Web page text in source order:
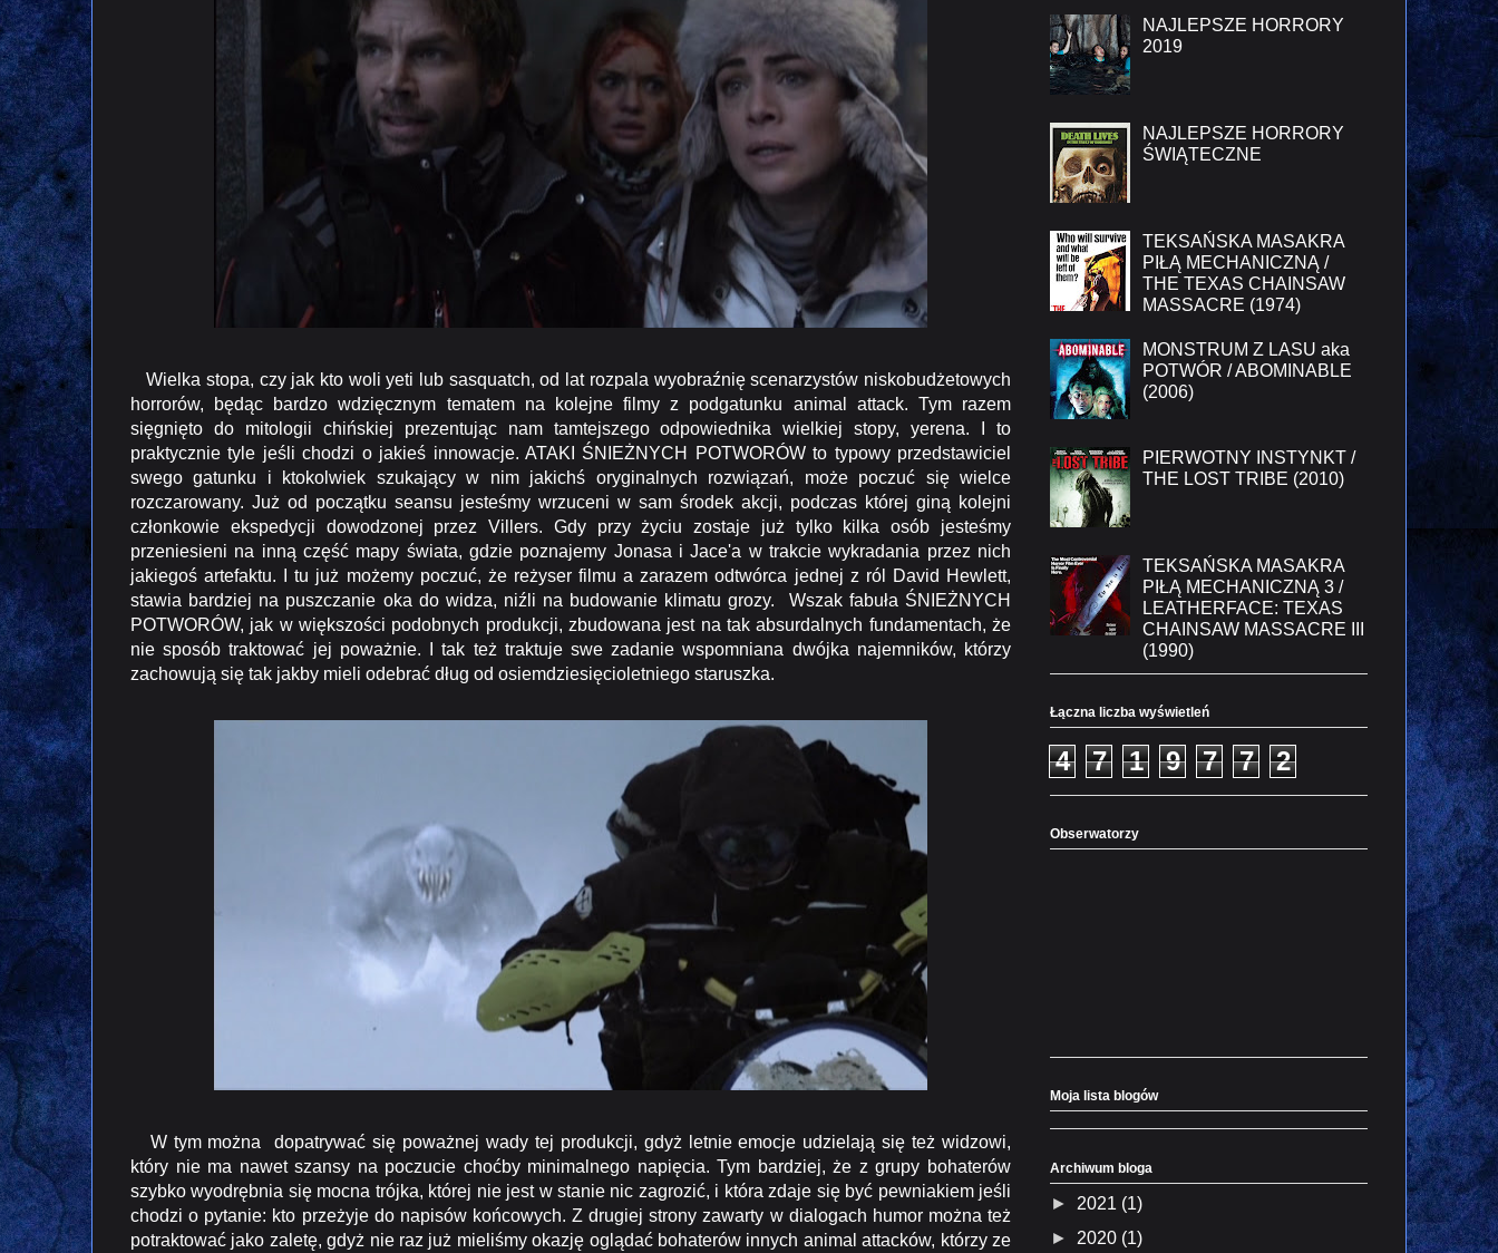
Wielka stopa, czy jak kto woli yeti lub sasquatch, od lat rozpala wyobraźnię scenarzystów niskobudżetowych
horrorów, będąc bardzo wdzięcznym tematem na kolejne filmy z podgatunku animal attack. Tym razem
sięgnięto do mitologii chińskiej prezentując nam tamtejszego odpowiednika wielkiej stopy, yerena. I to
praktycznie tyle jeśli chodzi o jakieś innowacje. ATAKI ŚNIEŻNYCH POTWORÓW to typowy przedstawiciel
swego gatunku i ktokolwiek szukający w nim jakichś oryginalnych rozwiązań, może poczuć się wielce
rozczarowany. Już od początku seansu jesteśmy wrzuceni w sam środek akcji, podczas której giną kolejni
członkowie ekspedycji dowodzonej przez Villers. Gdy przy życiu zostaje już tylko kilka osób jesteśmy
przeniesieni na inną część mapy świata, gdzie poznajemy Jonasa i Jace'a w trakcie wykradania przez nich
jakiegoś artefaktu. I tu już możemy poczuć, że reżyser filmu a zarazem odtwórca jednej z ról David Hewlett,
stawia bardziej na puszczanie oka do widza, niźli na budowanie klimatu grozy. Wszak fabuła ŚNIEŻNYCH
POTWORÓW, jak w większości podobnych produkcji, zbudowana jest na tak absurdalnych fundamentach, że
nie sposób traktować jej poważnie. I tak też traktuje swe zadanie wspomniana dwójka najemników, którzy
zachowują się tak jakby mieli odebrać dług od osiemdziesięcioletniego staruszka.
W tym można dopatrywać się poważnej wady tej produkcji, gdyż letnie emocje udzielają się też widzowi,
który nie ma nawet szansy na poczucie choćby minimalnego napięcia. Tym bardziej, że z grupy bohaterów
szybko wyodrębnia się mocna trójka, której nie jest w stanie nic zagrozić, i która zdaje się być pewniakiem jeśli
chodzi o pytanie: kto przeżyje do napisów końcowych. Z drugiej strony zawarty w dialogach humor można też
potraktować jako zaletę, gdyż nie raz już mieliśmy okazję oglądać bohaterów innych animal attacków, którzy ze
NAJLEPSZE HORRORY
2019
NAJLEPSZE HORRORY
ŚWIĄTECZNE
TEKSAŃSKA MASAKRA
PIŁĄ MECHANICZNĄ /
THE TEXAS CHAINSAW
MASSACRE (1974)
MONSTRUM Z LASU aka
POTWÓR / ABOMINABLE
(2006)
PIERWOTNY INSTYNKT /
THE LOST TRIBE (2010)
TEKSAŃSKA MASAKRA
PIŁĄ MECHANICZNĄ 3 /
LEATHERFACE: TEXAS
CHAINSAW MASSACRE III
(1990)
Łączna liczba wyświetleń
4 7 1 9 7 7 2
Obserwatorzy
Moja lista blogów
Archiwum bloga
► 2021 (1)
► 2020 (1)